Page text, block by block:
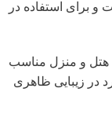
14 کیلوگرم است و برای استفاده در
هتل و منزل مناسب
در زیبایی ظاهری